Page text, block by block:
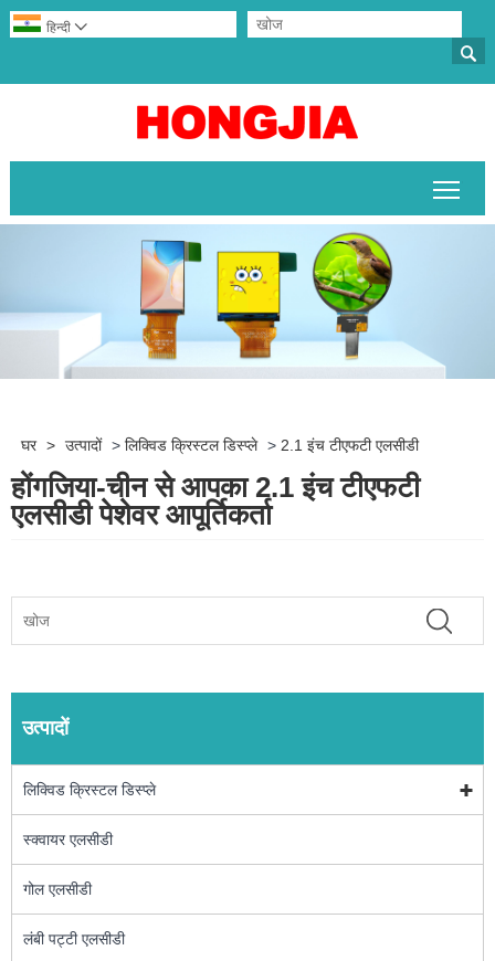

हिन्दी 
घर > उत्पादों > लिक्विड क्रिस्टल डिस्प्ले > 2.1 इंच टीएफटी एलसीडी
होंगजिया-चीन से आपका 2.1 इंच टीएफटी
एलसीडी पेशेवर आपूर्तिकर्ता
उत्पादों
लिक्विड क्रिस्टल डिस्प्ले
स्क्वायर एलसीडी
गोल एलसीडी
लंबी पट्टी एलसीडी